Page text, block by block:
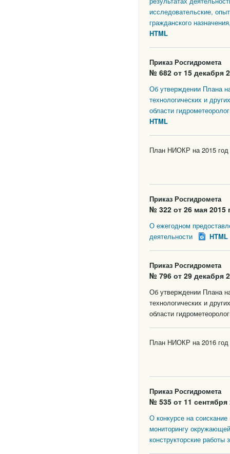
исследовательские,
гражданского
HTML
Приказ Росгидромета
№ 682 от 15 декабря
Об утверждении Плана
технологических и
области
HTML
План НИОКР на 2015 год
Приказ Росгидромета
№ 322 от 26 мая 2015
О ежегодном
деятельности
HTML
Приказ Росгидромета
№ 796 от 29 декабря
Об утверждении Плана
технологических и
области
План НИОКР на 2016 год
Приказ Росгидромета
№ 535 от 11 сентября
О конкурсе на
мониторингу
конструкторские работы